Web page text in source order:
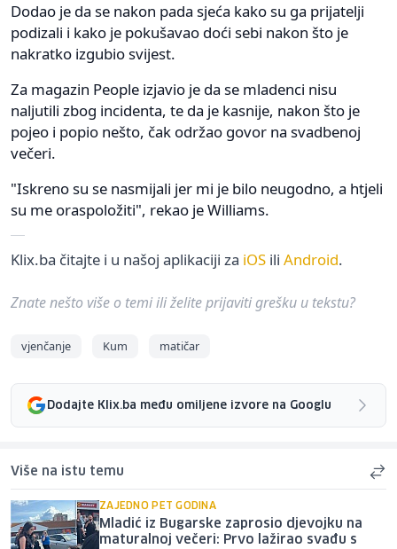
Dodao je da se nakon pada sjeća kako su ga prijatelji
podizali i kako je pokušavao doći sebi nakon što je
nakratko izgubio svijest.
Za magazin People izjavio je da se mladenci nisu
naljutili zbog incidenta, te da je kasnije, nakon što je
pojeo i popio nešto, čak održao govor na svadbenoj
večeri.
"Iskreno su se nasmijali jer mi je bilo neugodno, a htjeli
su me oraspoložiti", rekao je Williams.
Klix.ba čitajte i u našoj aplikaciji za iOS ili Android.
Znate nešto više o temi ili želite prijaviti grešku u tekstu?
vjenčanje Kum matičar
Dodajte Klix.ba među omiljene izvore na Googlu
Više na istu temu
ZAJEDNO PET GODINA
Mladić iz Bugarske zaprosio djevojku na
maturalnoj večeri: Prvo lažirao svađu s